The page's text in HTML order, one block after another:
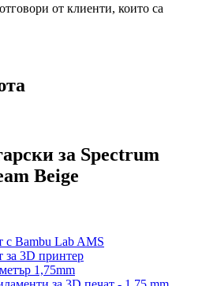
от клиенти, които са
за Spectrum
Beige
с Bambu Lab AMS
3D принтер
1,75mm